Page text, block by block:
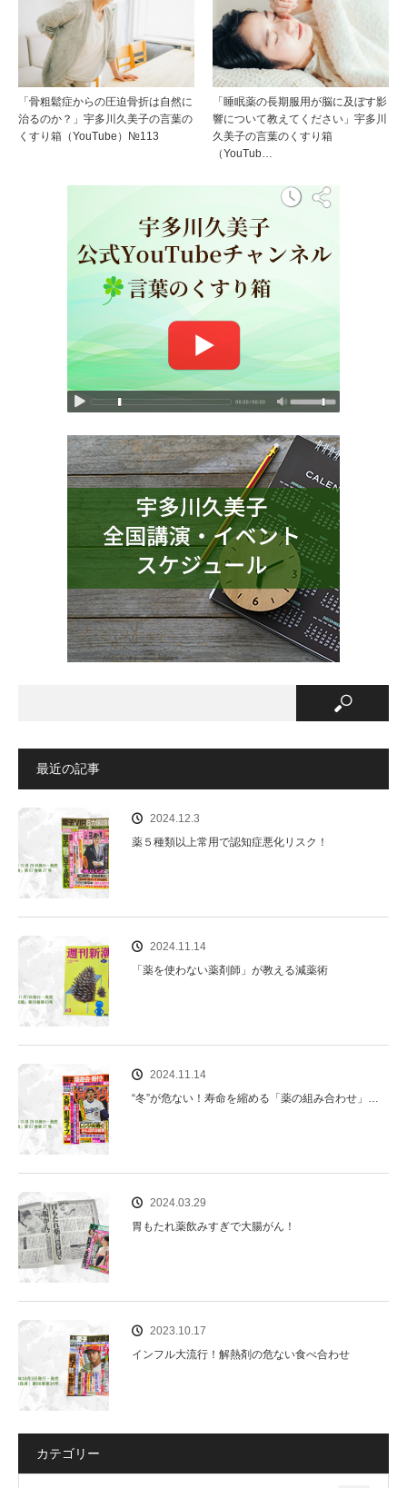
「骨粗鬆症からの圧迫骨折は自然に
治るのか？」宇多川久美子の言葉の
くすり箱（YouTube）№113
「睡眠薬の長期服用が脳に及ぼす影
響について教えてください」宇多川
久美子の言葉のくすり箱
（YouTub…
最近の記事
2024.12.3
薬５種類以上常用で認知症悪化リスク！
2024.11.14
「薬を使わない薬剤師」が教える減薬術
2024.11.14
“冬”が危ない！寿命を縮める「薬の組み合わせ」…
2024.03.29
胃もたれ薬飲みすぎで大腸がん！
2023.10.17
インフル大流行！解熱剤の危ない食べ合わせ
カテゴリー